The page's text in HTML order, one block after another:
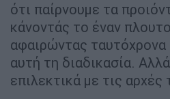
ότι παίρνουμε τα
κάνοντάς το έναν
αφαιρώντας
αυτή τη διαδικασία.
επιλεκτικά με τις αρχές